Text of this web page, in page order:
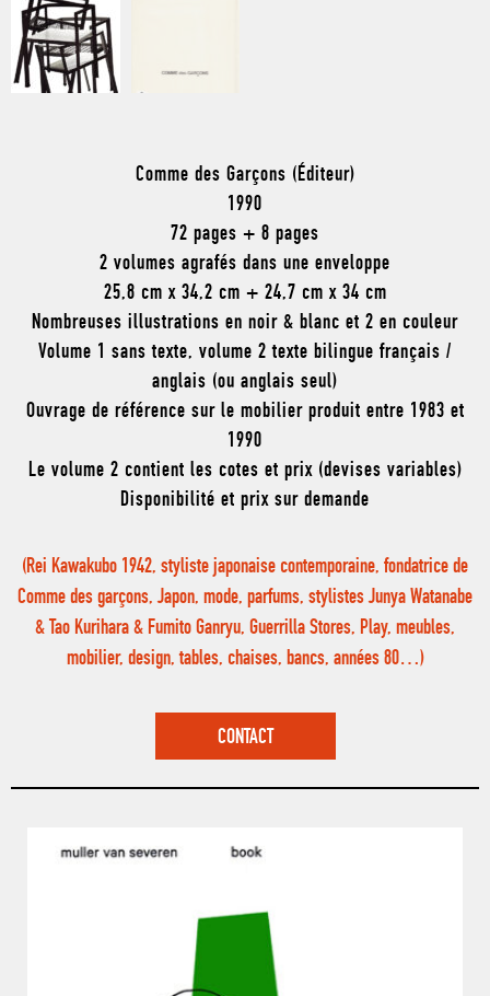
Comme des Garçons (Éditeur)
1990
72 pages + 8 pages
2 volumes agrafés dans une enveloppe
25,8 cm x 34,2 cm + 24,7 cm x 34 cm
Nombreuses illustrations en noir & blanc et 2 en couleur
Volume 1 sans texte, volume 2 texte bilingue français /
anglais (ou anglais seul)
Ouvrage de référence sur le mobilier produit entre 1983 et
1990
Le volume 2 contient les cotes et prix (devises variables)
Disponibilité et prix sur demande
(Rei Kawakubo 1942, styliste japonaise contemporaine, fondatrice de
Comme des garçons, Japon, mode, parfums, stylistes Junya Watanabe
& Tao Kurihara & Fumito Ganryu, Guerrilla Stores, Play, meubles,
mobilier, design, tables, chaises, bancs, années 80…)
CONTACT